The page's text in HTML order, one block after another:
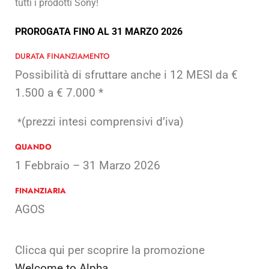
tutti i prodotti Sony!
PROROGATA FINO AL 31 MARZO 2026
DURATA FINANZIAMENTO
Possibilità di sfruttare anche i 12 MESI da €
1.500 a € 7.000 *
*(prezzi intesi comprensivi d’iva)
QUANDO
1 Febbraio – 31 Marzo 2026
FINANZIARIA
AGOS
Clicca qui per scoprire la promozione